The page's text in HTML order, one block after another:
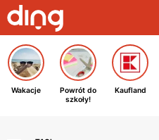
Wakacje
Powrót do
szkoły!
Kaufland